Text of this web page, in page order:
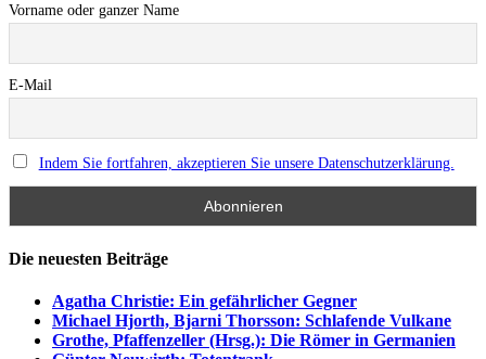
Vorname oder ganzer Name
E-Mail
Indem Sie fortfahren, akzeptieren Sie unsere Datenschutzerklärung.
Die neuesten Beiträge
Agatha Christie: Ein gefährlicher Gegner
Michael Hjorth, Bjarni Thorsson: Schlafende Vulkane
Grothe, Pfaffenzeller (Hrsg.): Die Römer in Germanien